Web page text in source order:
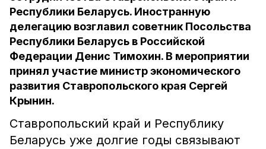
Республики Беларусь. Иностранную
делегацию возглавил советник Посольства
Республики Беларусь в Российской
Федерации Денис Тимохин. В мероприятии
принял участие министр экономического
развития Ставропольского края Сергей
Крынин.
Ставропольский край и Республику
Беларусь уже долгие годы связывают